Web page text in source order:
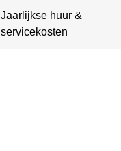
Jaarlijkse huur &
servicekosten